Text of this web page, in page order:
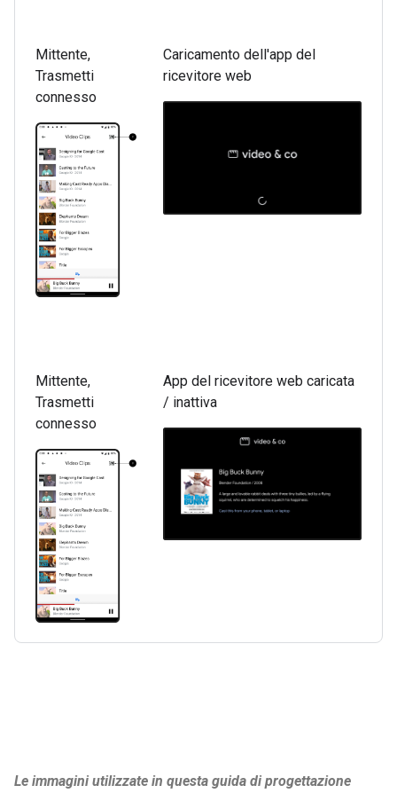
Mittente,
Trasmetti
connesso
Caricamento dell'app del
ricevitore web
Mittente,
Trasmetti
connesso
App del ricevitore web caricata
/ inattiva
Le immagini utilizzate in questa guida di progettazione